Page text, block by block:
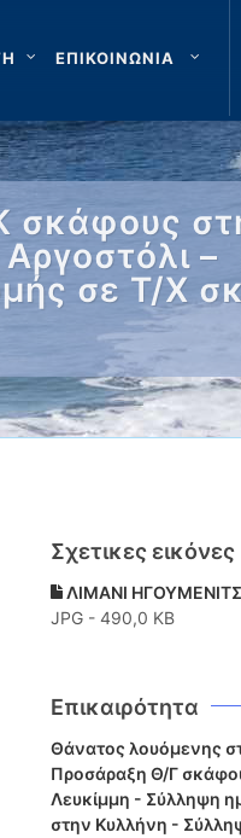
ΕΠΙΚΟΙΝΩΝΙΑ
σκάφους
–
σε Τ/Χ
Σχετικες εικόνες
ΛΙΜΑΝΙ
JPG - 490,0 KB
Επικαιρότητα
Θάνατος λουόμενης
Προσάραξη Θ/Γ
Λευκίμμη - Σύλληψη
στην Κυλλήνη -